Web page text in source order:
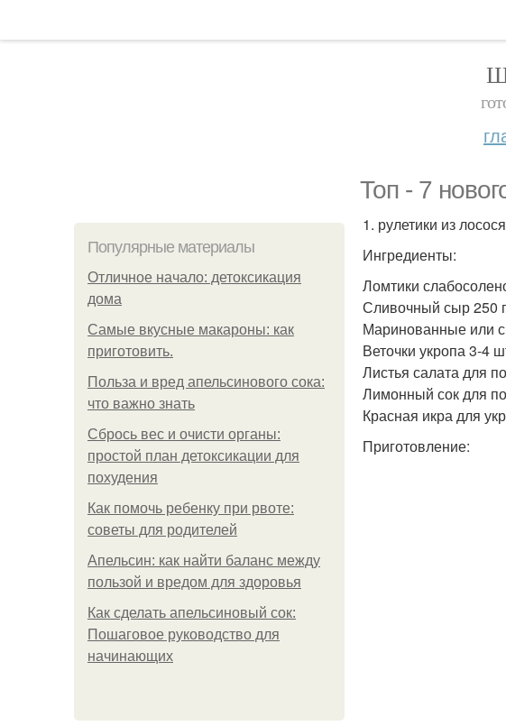
Топ - 7
Популярные материалы
Отличное начало: детоксикация
дома
Самые вкусные макароны: как
приготовить.
Польза и вред апельсинового сока:
что важно знать
Сбрось вес и очисти органы:
простой план детоксикации для
похудения
Как помочь ребенку при рвоте:
советы для родителей
Апельсин: как найти баланс между
пользой и вредом для здоровья
Как сделать апельсиновый сок:
Пошаговое руководство для
начинающих
1. рулетики из
Ингредиенты:
Ломтики
Сливочный сыр 250
Маринованные или
Веточки укропа 3-4
Листья салата для
Лимонный сок для
Красная икра для
Приготовление: